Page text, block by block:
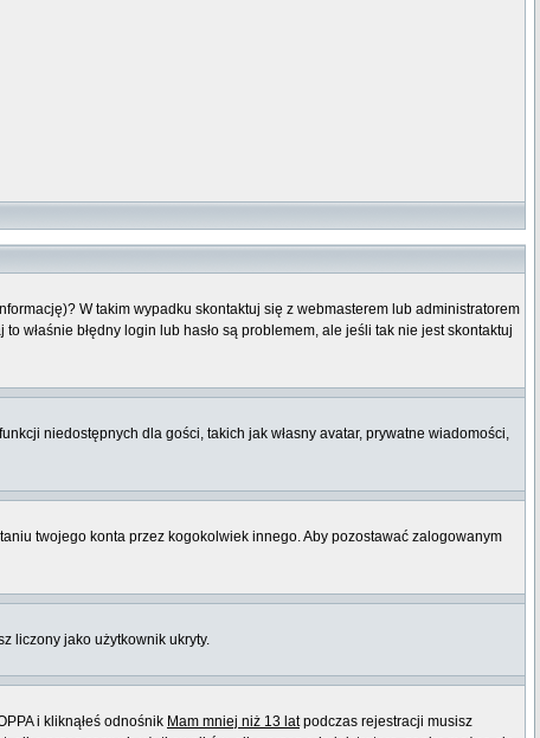
W takim wypadku skontaktuj się z webmasterem lub administratorem
właśnie błędny login lub hasło są problemem, ale jeśli tak nie jest skontaktuj
niedostępnych dla gości, takich jak własny avatar, prywatne wiadomości,
twojego konta przez kogokolwiek innego. Aby pozostawać zalogowanym
liczony jako użytkownik ukryty.
i kliknąłeś odnośnik Mam mniej niż 13 latpodczas rejestracji musisz